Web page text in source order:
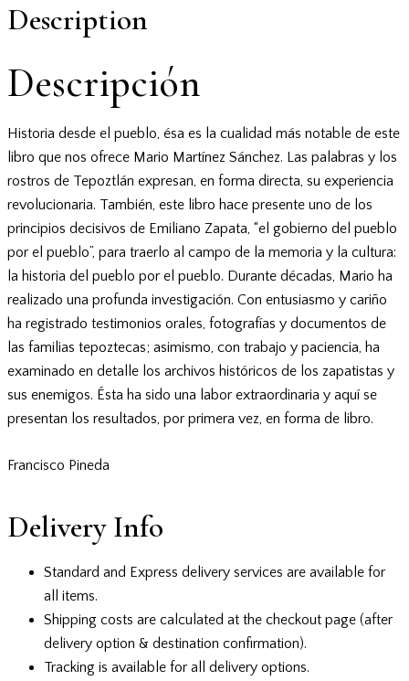
Description
Descripción
Historia desde el pueblo, ésa es la cualidad más notable de este
libro que nos ofrece Mario Martínez Sánchez. Las palabras y los
rostros de Tepoztlán expresan, en forma directa, su experiencia
revolucionaria. También, este libro hace presente uno de los
principios decisivos de Emiliano Zapata, “el gobierno del pueblo
por el pueblo”, para traerlo al campo de la memoria y la cultura:
la historia del pueblo por el pueblo. Durante décadas, Mario ha
realizado una profunda investigación. Con entusiasmo y cariño
ha registrado testimonios orales, fotografías y documentos de
las familias tepoztecas; asimismo, con trabajo y paciencia, ha
examinado en detalle los archivos históricos de los zapatistas y
sus enemigos. Ésta ha sido una labor extraordinaria y aquí se
presentan los resultados, por primera vez, en forma de libro.
Francisco Pineda
Delivery Info
Standard and Express delivery services are available for
all items.
Shipping costs are calculated at the checkout page (after
delivery option & destination confirmation).
Tracking is available for all delivery options.